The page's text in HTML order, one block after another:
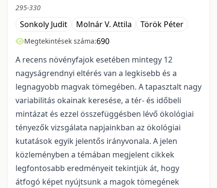
295-330
Sonkoly Judit Molnár V. Attila Török Péter
Megtekintések száma:690
A recens növényfajok esetében mintegy 12
nagyságrendnyi eltérés van a legkisebb és a
legnagyobb magvak tömegében. A tapasztalt nagy
variabilitás okainak keresése, a tér- és időbeli
mintázat és ezzel összefüggésben lévő ökológiai
tényezők vizsgálata napjainkban az ökológiai
kutatások egyik jelentős irányvonala. A jelen
közleményben a témában megjelent cikkek
legfontosabb eredményeit tekintjük át, hogy
átfogó képet nyújtsunk a magok tömegének